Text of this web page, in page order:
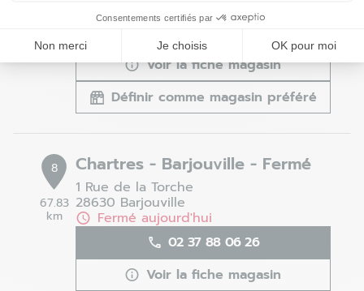
Consentements certifiés par
Non merci Je choisis OK pour moi
Voir la fiche magasin
Définir comme magasin préféré
8
67.83
km
Chartres - Barjouville - Fermé
1 Rue de la Torche
28630 Barjouville
Fermé aujourd'hui
02 37 88 06 26
Voir la fiche magasin